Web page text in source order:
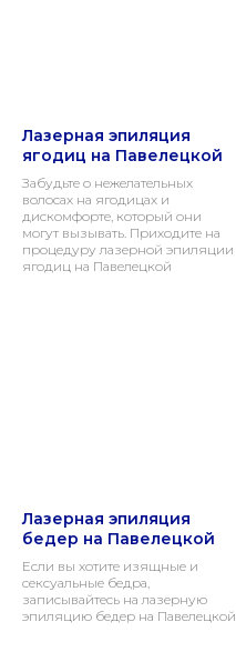
Лазерная эпиляция
ягодиц на Павелецкой
Забудьте о нежелательных
волосах на ягодицах и
дискомфорте, который они
могут вызывать. Приходите на
процедуру лазерной эпиляции
ягодиц на Павелецкой
Лазерная эпиляция
бедер на Павелецкой
Если вы хотите изящные и
сексуальные бедра,
записывайтесь на лазерную
эпиляцию бедер на Павелецкой